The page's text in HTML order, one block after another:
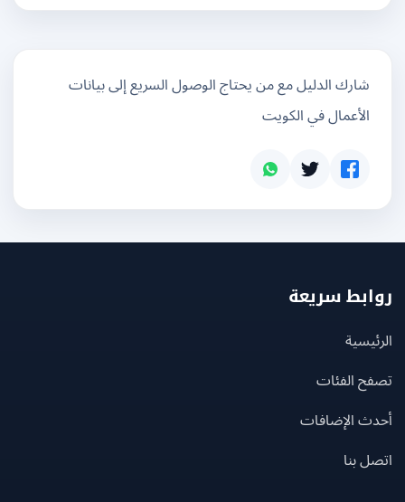
شارك الدليل مع من يحتاج الوصول السريع إلى بيانات
الأعمال في الكويت
سريعة
الفئات
الإضافات
بنا